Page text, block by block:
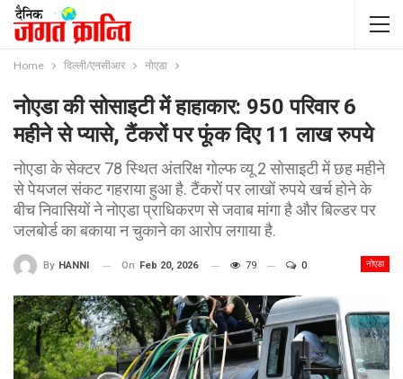
Home दिल्ली/एनसीआर नोएडा
नोएडा की सोसाइटी में हाहाकार: 950 परिवार 6
महीने से प्यासे, टैंकरों पर फूंक दिए 11 लाख रुपये
नोएडा के सेक्टर 78 स्थित अंतरिक्ष गोल्फ व्यू 2 सोसाइटी में छह महीने
से पेयजल संकट गहराया हुआ है. टैंकरों पर लाखों रुपये खर्च होने के
बीच निवासियों ने नोएडा प्राधिकरण से जवाब मांगा है और बिल्डर पर
जलबोर्ड का बकाया न चुकाने का आरोप लगाया है.
नोएडा
By HANNI On Feb 20, 2026 79 0